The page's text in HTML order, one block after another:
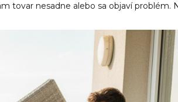
tovar nesadne alebo sa objaví problém.